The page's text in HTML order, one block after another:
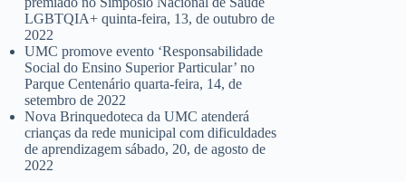
LGBTQIA+ quinta-feira, 13, de outubro de
2022
UMC promove evento ‘Responsabilidade
Social do Ensino Superior Particular’ no
Parque Centenário quarta-feira, 14, de
setembro de 2022
Nova Brinquedoteca da UMC atenderá
crianças da rede municipal com dificuldades
de aprendizagem sábado, 20, de agosto de
2022